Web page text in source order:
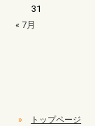
31
« 7月
»
トップページ